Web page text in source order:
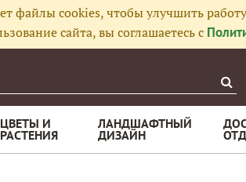
файлы cookies, чтобы улучшить
сайта, вы соглашаетесь с
ЦВЕТЫ И
РАСТЕНИЯ
ЛАНДШАФТНЫЙ
ДИЗАЙН